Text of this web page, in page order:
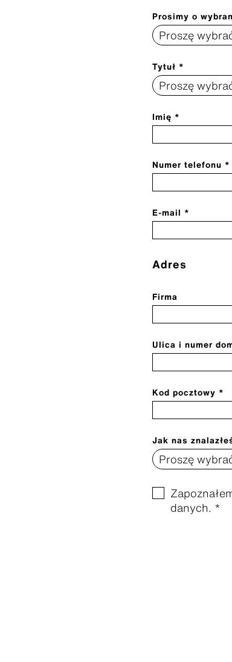
Prosimy o
Tytuł *
Imię *
Numer telefonu *
E-mail *
Adres
Firma
Ulica i numer
Kod pocztowy *
Jak nas
danych. *